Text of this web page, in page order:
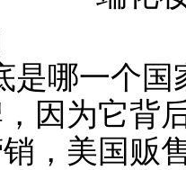
是哪一个
因为它背
，美国贩